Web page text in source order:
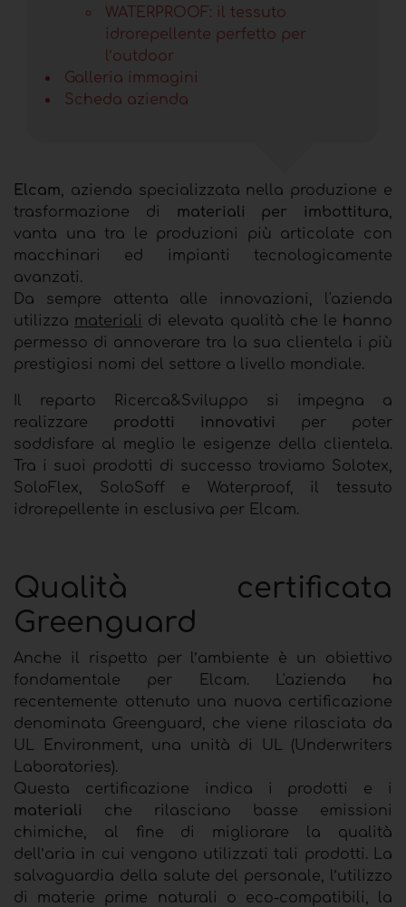
WATERPROOF: il tessuto
idrorepellente perfetto per
l’outdoor
Galleria immagini
Scheda azienda
Elcam, azienda specializzata nella produzione e
trasformazione di materiali per imbottitura,
vanta una tra le produzioni più articolate con
macchinari ed impianti tecnologicamente
avanzati.
Da sempre attenta alle innovazioni, l'azienda
utilizza materiali di elevata qualità che le hanno
permesso di annoverare tra la sua clientela i più
prestigiosi nomi del settore a livello mondiale.
Il reparto Ricerca&Sviluppo si impegna a
realizzare prodotti innovativi
per poter
soddisfare al meglio le esigenze della clientela.
Tra i suoi prodotti di successo troviamo Solotex,
SoloFlex, SoloSoff e Waterproof, il tessuto
idrorepellente in esclusiva per Elcam.
Qualità certificata
Greenguard
Anche il rispetto per l’ambiente è un obiettivo
fondamentale per Elcam. L'azienda ha
recentemente ottenuto una nuova certificazione
denominata Greenguard, che viene rilasciata da
UL Environment, una unità di UL (Underwriters
Laboratories).
Questa certificazione indica i prodotti e i
materiali
che rilasciano basse emissioni
chimiche, al fine di migliorare la qualità
dell’aria in cui vengono utilizzati tali prodotti. La
salvaguardia della salute del personale, l’utilizzo
di materie prime naturali o eco-compatibili, la